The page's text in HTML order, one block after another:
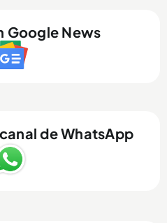
Google News
de WhatsApp